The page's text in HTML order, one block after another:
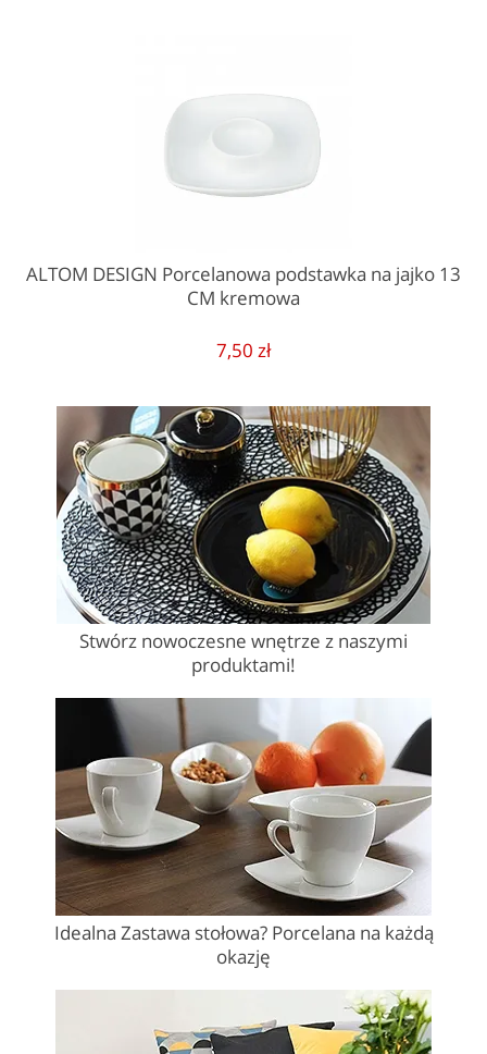
ALTOM DESIGN Porcelanowa podstawka na jajko 13
CM kremowa
7,50 zł
Stwórz nowoczesne wnętrze z naszymi
produktami!
Idealna Zastawa stołowa? Porcelana na każdą
okazję